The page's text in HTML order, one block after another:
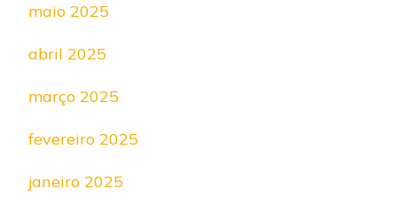
maio 2025
abril 2025
março 2025
fevereiro 2025
janeiro 2025